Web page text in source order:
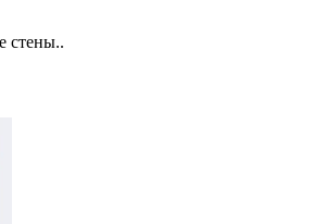
стены..